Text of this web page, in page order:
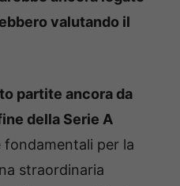
valutando il
partite ancora da
della Serie A
fondamentali per la
straordinaria